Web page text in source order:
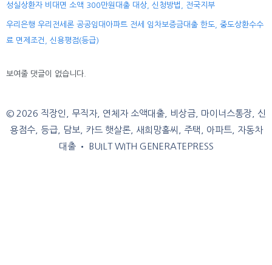
성실상환자 비대면 소액 300만원대출 대상, 신청방법, 전국지부
우리은행 우리전세론 공공임대아파트 전세 임차보증금대출 한도, 중도상환수수
료 면제조건, 신용평점(등급)
보여줄 댓글이 없습니다.
© 2026 직장인, 무직자, 연체자 소액대출, 비상금, 마이너스통장, 신
용점수, 등급, 담보, 카드 햇살론, 새희망홀씨, 주택, 아파트, 자동차
대출• BUILT WITH GENERATEPRESS